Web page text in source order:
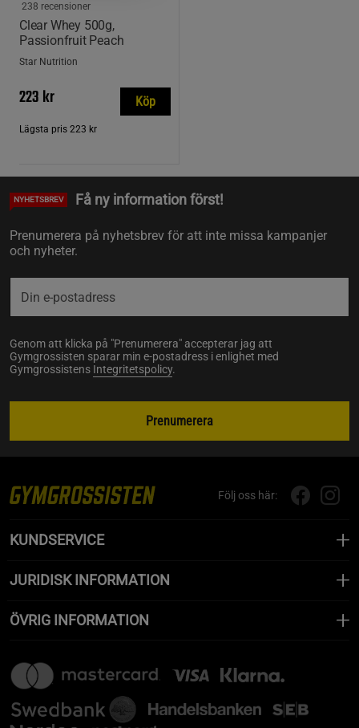
Clear Whey 500g,
Passionfruit Peach
238 recensioner
Star Nutrition
223 kr
Lägsta pris 223 kr
Köp
NYHETSBREV Få ny information först!
Prenumerera på nyhetsbrev för att inte missa kampanjer
och nyheter.
Genom att klicka på "Prenumerera" accepterar jag att
Gymgrossisten sparar min e-postadress i enlighet med
Gymgrossistens Integritetspolicy.
Prenumerera
Följ oss här:
KUNDSERVICE
JURIDISK INFORMATION
ÖVRIG INFORMATION